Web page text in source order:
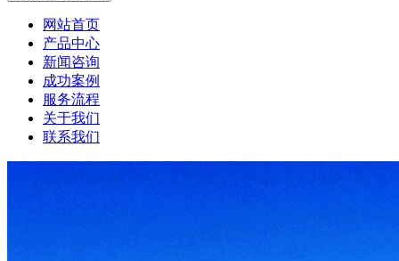
网站首页
产品中心
新闻咨询
成功案例
服务流程
关于我们
联系我们